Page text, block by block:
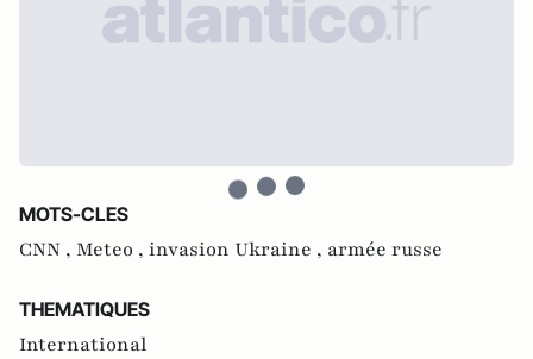
MOTS-CLES
CNN , Meteo , invasion Ukraine , armée russe
THEMATIQUES
International